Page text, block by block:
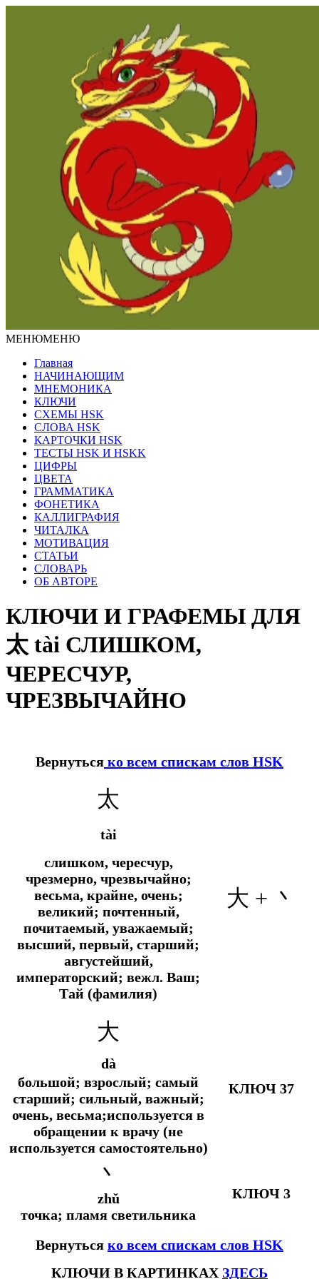
МЕНЮМЕНЮ
Главная
НАЧИНАЮЩИМ
МНЕМОНИКА
КЛЮЧИ
СХЕМЫ HSK
СЛОВА HSK
КАРТОЧКИ HSK
ТЕСТЫ HSK И HSKK
ЦИФРЫ
ЦВЕТА
ГРАММАТИКА
ФОНЕТИКА
КАЛЛИГРАФИЯ
ЧИТАЛКА
МОТИВАЦИЯ
СТАТЬИ
СЛОВАРЬ
ОБ АВТОРЕ
КЛЮЧИ И ГРАФЕМЫ ДЛЯ
太 tài СЛИШКОМ,
ЧЕРЕСЧУР,
ЧРЕЗВЫЧАЙНО
Вернуться ко всем спискам слов HSK
太
tài
слишком, чересчур,
чрезмерно, чрезвычайно;
весьма, крайне, очень;
великий; почтенный,
почитаемый, уважаемый;
высший, первый, старший;
августейший,
императорский; вежл. Ваш;
Тай (фамилия)
大 + 丶
大
dà
большой; взрослый; самый
старший; сильный, важный;
очень, весьма;используется в
обращении к врачу (не
используется самостоятельно)
КЛЮЧ 37
丶
zhǔ
точка; пламя светильника
КЛЮЧ 3
Вернуться ко всем спискам слов HSK
КЛЮЧИ В КАРТИНКАХ ЗДЕСЬ